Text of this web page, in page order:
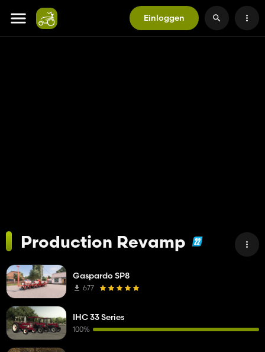
Einloggen
Production Revamp
Gaspardo SP8
677
IHC 33 Series
100%